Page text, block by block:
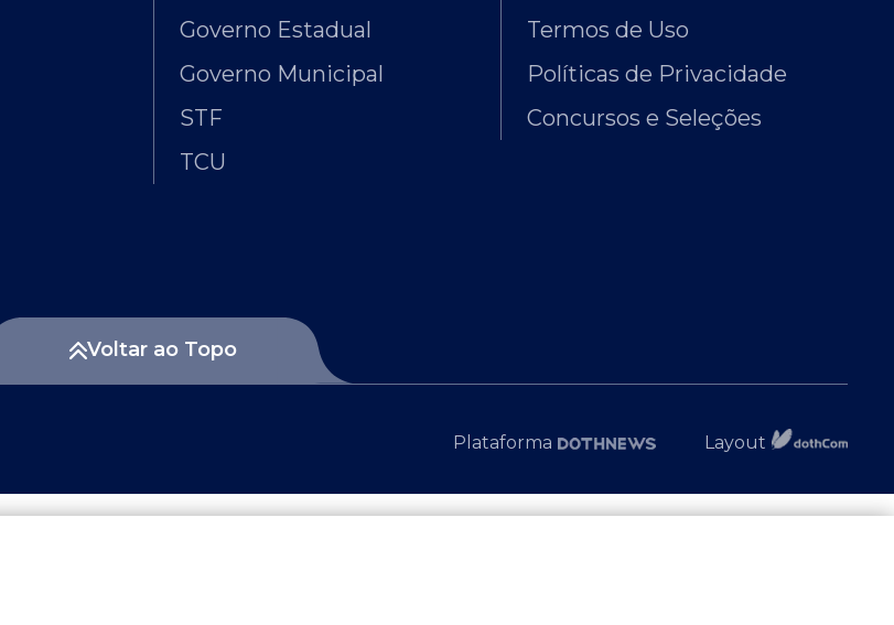
Governo Estadual
Governo Municipal
STF
TCU
Termos de Uso
Políticas de Privacidade
Concursos e Seleções
Voltar ao Topo
Plataforma Layout